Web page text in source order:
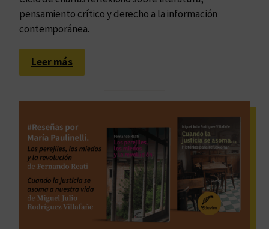
pensamiento crítico y derecho a la información
contemporánea.
Leer más:
C
e
r
s
a
c
i